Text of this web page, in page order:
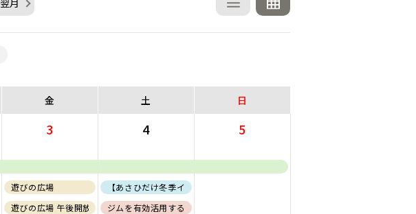
翌月
金 土 日
3
遊びの広場
遊びの広場 午後開放(フリー)
4
【あさひだけ冬季イベント】はじめての地図読み＆スノーシュー体験
ジムを有効活用するためのエクササイズ紹介〜基礎編〜【会員証必須】
5